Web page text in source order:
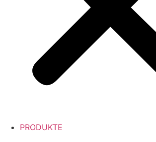
PRODUKTE